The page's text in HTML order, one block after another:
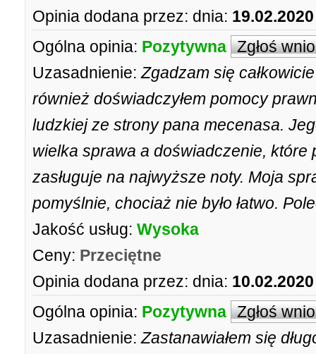
Opinia dodana przez: dnia:
Ogólna opinia: Pozytywna Zgłoś
Uzasadnienie: Zgadzam się
również doświadczyłem pomocy
ludzkiej ze strony pana mecenasa.
wielka sprawa a doświadczenie,
zasługuje na najwyższe noty. Moja
pomyślnie, chociaż nie było łatwo.
Jakość usług: Wysoka
Ceny: Przeciętne
Opinia dodana przez: dnia:
Ogólna opinia: Pozytywna Zgłoś
Uzasadnienie: Zastanawiałem się